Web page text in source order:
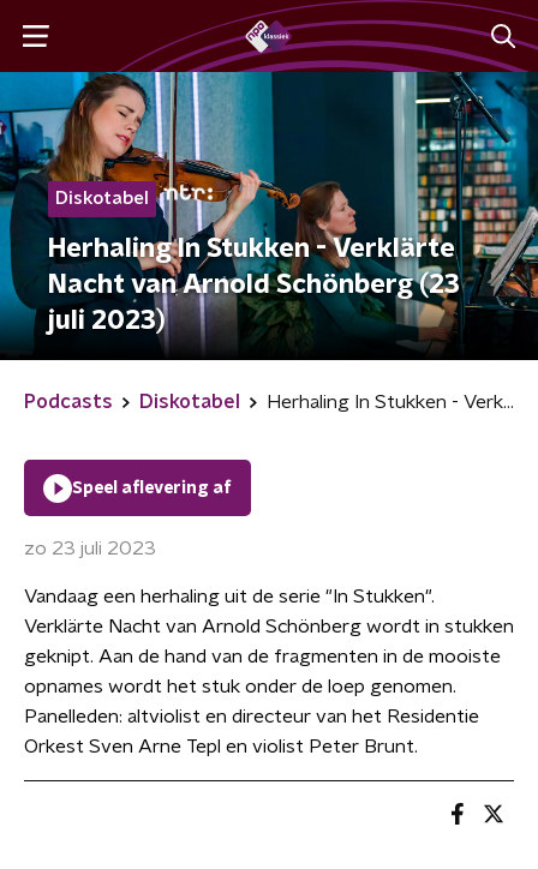
Diskotabel
Herhaling In Stukken - Verklärte
Nacht van Arnold Schönberg (23
juli 2023)
Podcasts Diskotabel Herhaling In Stukken - Verklärte Nacht van Arnold Schönberg (23 juli 2023)
Speel aflevering af
zo 23 juli 2023
Vandaag een herhaling uit de serie "In Stukken".
Verklärte Nacht van Arnold Schönberg wordt in stukken
geknipt. Aan de hand van de fragmenten in de mooiste
opnames wordt het stuk onder de loep genomen.
Panelleden: altviolist en directeur van het Residentie
Orkest Sven Arne Tepl en violist Peter Brunt.